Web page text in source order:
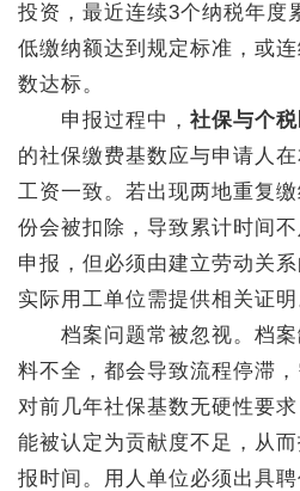
投资，最近连续3个纳税年度
低缴纳额达到规定标准，或
数达标。
申报过程中， 社保与个
的社保缴费基数应与申请人
工资一致。若出现两地重复
份会被扣除，导致累计时间
申报，但必须由建立劳动关
实际用工单位需提供相关证明
档案问题常被忽视。档案
料不全，都会导致流程停滞
对前几年社保基数无硬性要
能被认定为贡献度不足，从
报时间。用人单位必须出具